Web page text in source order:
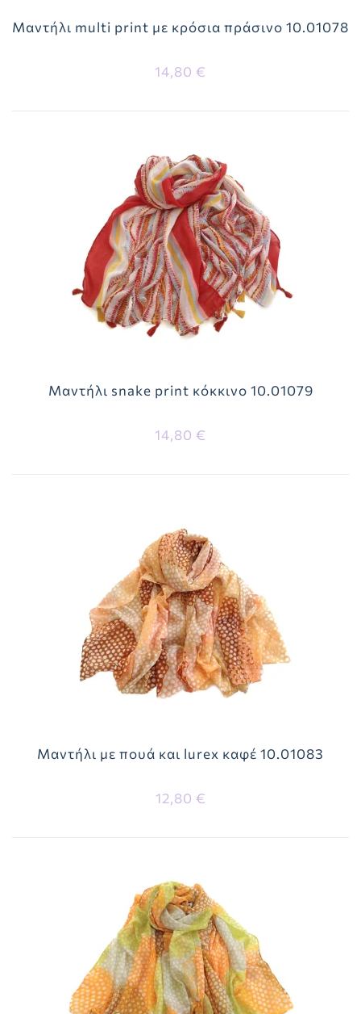
Μαντήλι multi print με κρόσια πράσινο 10.01078
14,80 €
Μαντήλι snake print κόκκινο 10.01079
14,80 €
Μαντήλι με πουά και lurex καφέ 10.01083
12,80 €